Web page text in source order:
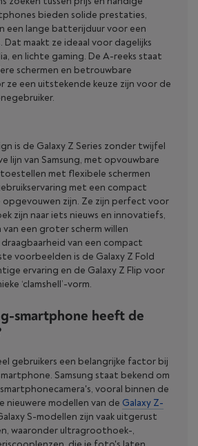
bieden solide prestaties,
een lange batterijduur voor een
Dat maakt ze ideaal voor dagelijks
en lichte gaming. De A-reeks staat
schermen en betrouwbare
ze een uitstekende keuze zijn voor de
is de Galaxy Z Series zonder twijfel
lijn van Samsung, met opvouwbare
met flexibele schermen
met een compact
opgevouwen zijn. Ze zijn perfect voor
zijn naar iets nieuws en innovatiefs,
een groter scherm willen
van een compact
voorbeelden is de Galaxy Z Fold
ervaring en de Galaxy Z Flip voor
‘clamshell’-vorm.
smartphone heeft de
gebruikers een belangrijke factor bij
Samsung staat bekend om
vooral binnen de
nieuwere modellen van de Galaxy Z-
S-modellen zijn vaak uitgerust
waaronder ultragroothoek-,